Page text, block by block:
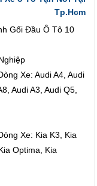
Tp.Hcm
Gối Đầu Ô Tô 10
Xe: Audi A4, Audi
Audi A3, Audi Q5,
Xe: Kia K3, Kia
Optima, Kia